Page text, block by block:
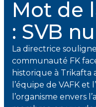
Mot de
: SVB
La directrice
communauté FK
historique à Trikafta
l’équipe de VAFK
l’organisme envers
Inscrivez-
vous
à
notre
infolettre
rester
à
l'affût
des
nouveautés.